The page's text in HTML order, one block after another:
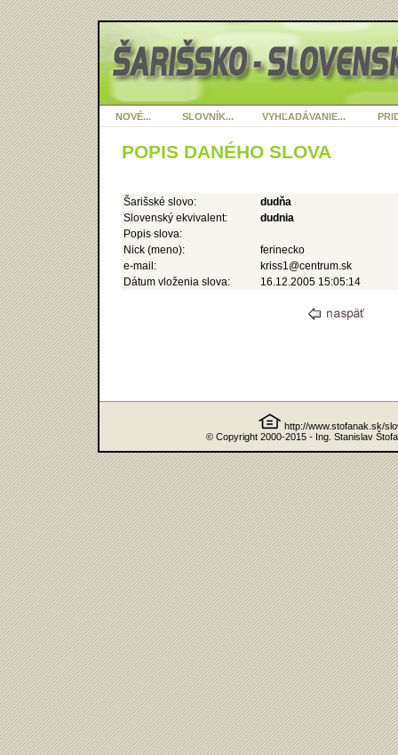
NOVÉ... SLOVNÍK... VYHĽADÁVANIE...
POPIS DANÉHO SLOVA
Šarišské slovo:
dudňa
Slovenský ekvivalent:
dudnia
Popis slova:
Nick (meno):
ferinecko
e-mail:
kriss1@centrum.sk
Dátum vloženia slova:
16.12.2005 15:05:14
http://www.stofanak.sk/
© Copyright 2000-2015 - Ing. Stanislav